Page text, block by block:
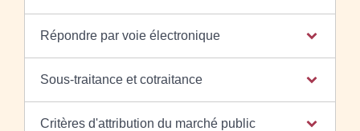
Répondre par voie électronique
Sous-traitance et cotraitance
Critères d'attribution du marché public